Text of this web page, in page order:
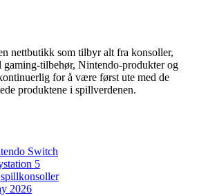
nettbutikk som tilbyr alt fra konsoller,
tilbehør, Nintendo-produkter og
for å være først ute med de
produktene i spillverdenen.
Switch
5
2026